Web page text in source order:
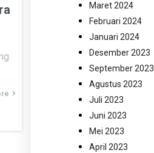
Maret 2024
Februari 2024
Januari 2024
Desember 2023
September 2023
Agustus 2023
Juli 2023
Juni 2023
Mei 2023
April 2023